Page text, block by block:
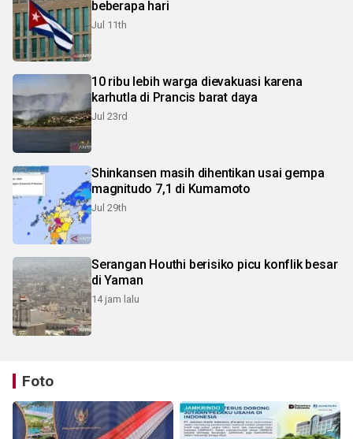
beberapa hari
Jul 11th
10 ribu lebih warga dievakuasi karena
karhutla di Prancis barat daya
Jul 23rd
Shinkansen masih dihentikan usai gempa
magnitudo 7,1 di Kumamoto
Jul 29th
Serangan Houthi berisiko picu konflik besar
di Yaman
14 jam lalu
Foto